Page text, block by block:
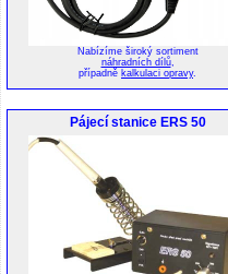
Nabízíme široký sortiment
náhradních dílů,
případně kalkulaci opravy.
Pájecí stanice ERS 50